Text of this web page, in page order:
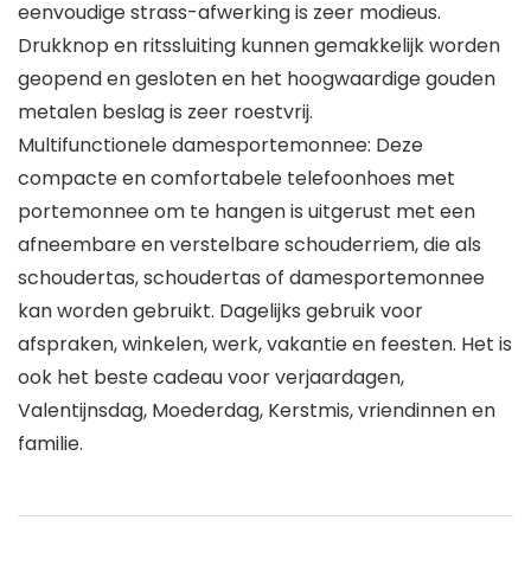
eenvoudige strass-afwerking is zeer modieus.
Drukknop en ritssluiting kunnen gemakkelijk worden
geopend en gesloten en het hoogwaardige gouden
metalen beslag is zeer roestvrij.
Multifunctionele damesportemonnee: Deze
compacte en comfortabele telefoonhoes met
portemonnee om te hangen is uitgerust met een
afneembare en verstelbare schouderriem, die als
schoudertas, schoudertas of damesportemonnee
kan worden gebruikt. Dagelijks gebruik voor
afspraken, winkelen, werk, vakantie en feesten. Het is
ook het beste cadeau voor verjaardagen,
Valentijnsdag, Moederdag, Kerstmis, vriendinnen en
familie.